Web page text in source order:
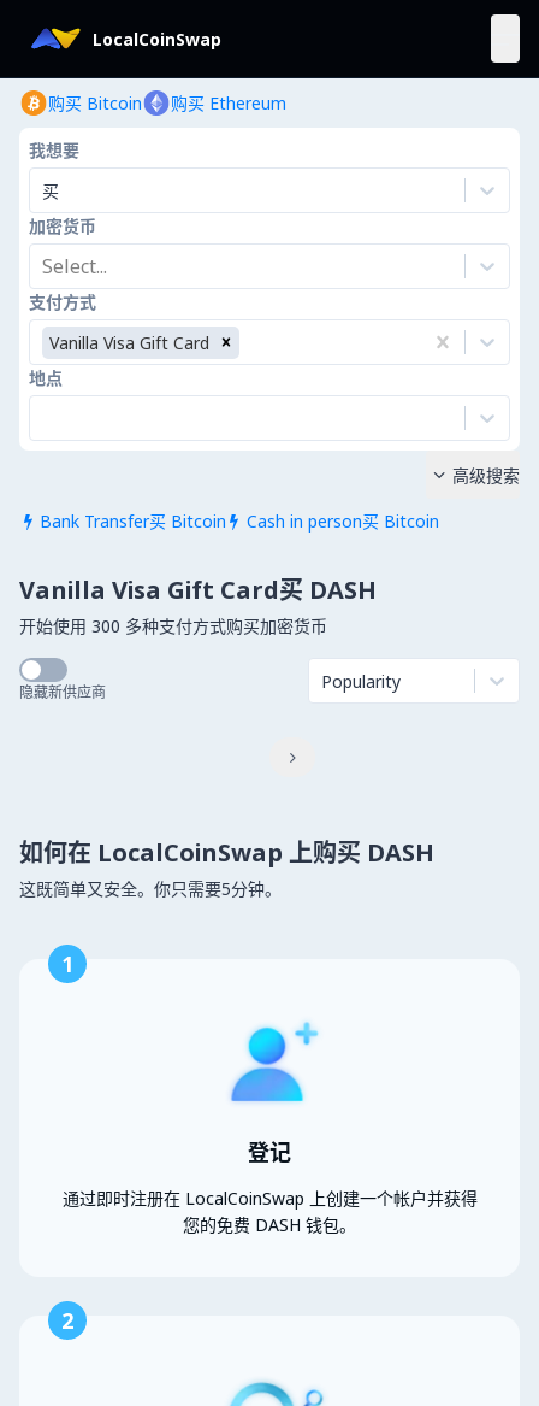
LocalCoinSwap
购买 Bitcoin 购买 Ethereum
我想要
买
加密货币
Select...
支付方式
Vanilla Visa Gift Card
地点
 Bank Transfer买 Bitcoin  Cash in person买 Bitcoin
 高级搜索
Vanilla Visa Gift Card买 DASH
开始使用 300 多种支付方式购买加密货币
隐藏新供应商 Popularity

如何在 LocalCoinSwap 上购买 DASH
这既简单又安全。你只需要5分钟。
1
登记
通过即时注册在 LocalCoinSwap 上创建一个帐户并获得
您的免费 DASH 钱包。
2